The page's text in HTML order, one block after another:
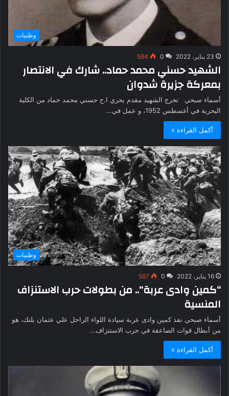
وطنيات
23 يناير، 2022 0
584
الشهيد حسني محمد حماد.. شارك في الانتصار
بمعركة جزيرة شدوان
أسماء صبحي تخرج الشهيد مقدم بحري ا.ح حسني محمد حماد من الكلية
البحرية في أغسطس 1952، و عمل في…
أكمل القراءة »
وطنيات
16 يناير، 2022 0
587
“كمين وادى عربة”.. من بطولات حرب الاستنزاف
المنسية
أسماء صبحي نفذ كمين وادى عربة سيادة اللواء الراحل علي عثمان بلتك، هو
من أبطال قوات الصاعقة في حرب الاستنزاف…
أكمل القراءة »